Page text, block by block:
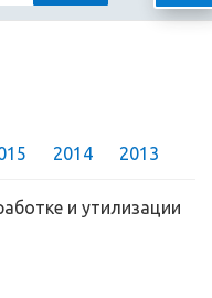
2014 2013
и утилизации